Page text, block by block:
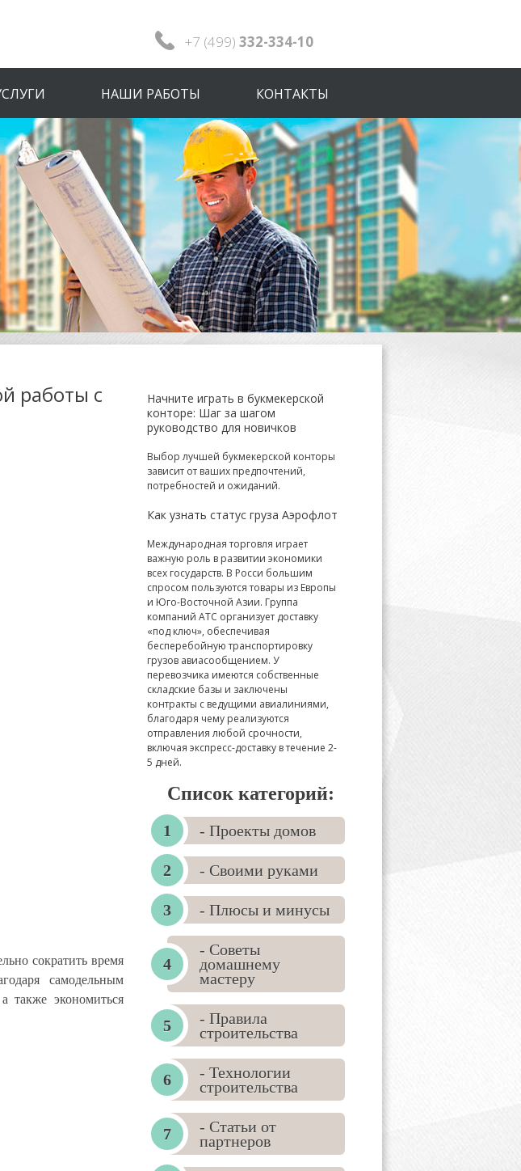
+7 (499) 332-334-10
НАШИ РАБОТЫ КОНТАКТЫ
работы с
сократить время
самодельным
также экономиться
Начните играть в букмекерской
конторе: Шаг за шагом
руководство для новичков
Выбор лучшей букмекерской конторы
зависит от ваших предпочтений,
потребностей и ожиданий.
Как узнать статус груза Аэрофлот
Международная торговля играет
важную роль в развитии экономики
всех государств. В Росси большим
спросом пользуются товары из Европы
и Юго-Восточной Азии. Группа
компаний АТС организует доставку
«под ключ», обеспечивая
бесперебойную транспортировку
грузов авиасообщением. У
перевозчика имеются собственные
складские базы и заключены
контракты с ведущими авиалиниями,
благодаря чему реализуются
отправления любой срочности,
включая экспресс-доставку в течение 2-
5 дней.
Список категорий:
- Проекты домов
- Своими руками
- Плюсы и минусы
- Советы
домашнему
мастеру
- Правила
строительства
- Технологии
строительства
- Статьи от
партнеров